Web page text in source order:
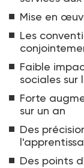
Mise en
Les
Faible
sociales sur
Forte
sur un an
Des
Des points